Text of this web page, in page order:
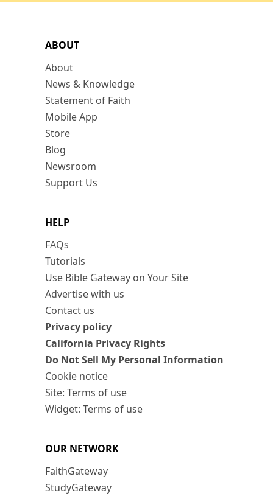
ABOUT
About
News & Knowledge
Statement of Faith
Mobile App
Store
Blog
Newsroom
Support Us
HELP
FAQs
Tutorials
Use Bible Gateway on Your Site
Advertise with us
Contact us
Privacy policy
California Privacy Rights
Do Not Sell My Personal Information
Cookie notice
Site: Terms of use
Widget: Terms of use
OUR NETWORK
FaithGateway
StudyGateway